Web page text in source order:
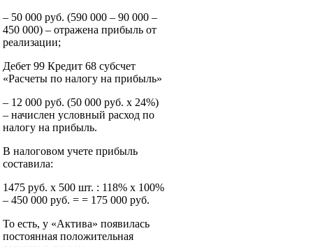
– 50 000 руб. (590 000 – 90 000 –
450 000) – отражена прибыль от
реализации;
Дебет 99 Кредит 68 субсчет
«Расчеты по налогу на прибыль»
– 12 000 руб. (50 000 руб. x 24%)
– начислен условный расход по
налогу на прибыль.
В налоговом учете прибыль
составила:
1475 руб. x 500 шт. : 118% x 100%
– 450 000 руб. = = 175 000 руб.
То есть, у «Актива» появилась
постоянная положительная